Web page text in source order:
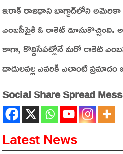
ఇరాక్‌ రాజధాని బాగ్దాద్‌లోని అమెరికా
ఎంబసీపైకి ఓ రాకెట్‌
కాగా, కొద్దిసేపట్లోనే మరో రాకెట్‌
దాడులవల్ల ఎవరికీ ఎలాంటి ప్రమాదం
Social Share Spread
Latest News